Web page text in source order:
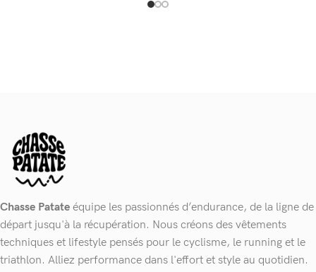
Chasse Patate équipe les passionnés d’endurance, de la ligne de
départ jusqu'à la récupération. Nous créons des vêtements
techniques et lifestyle pensés pour le cyclisme, le running et le
triathlon. Alliez performance dans l'effort et style au quotidien.